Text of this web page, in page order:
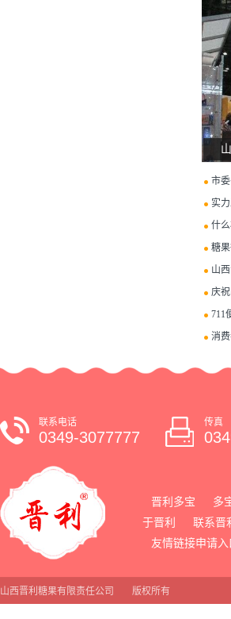
市
实
什
糖
山
庆
711
消
联系电话
0349-3077777
传真
晋利多宝
多
于晋利
联系晋
友情链接申请入
山西晋利糖果有限责任公司 版权所有